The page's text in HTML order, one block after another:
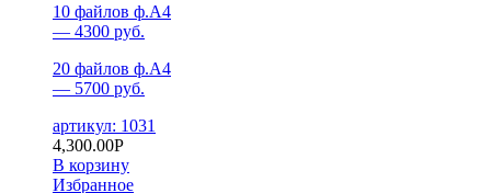
10 файлов ф.А4
— 4300 руб.
20 файлов ф.А4
— 5700 руб.
артикул: 1031
4,300.00Р
В корзину
Избранное